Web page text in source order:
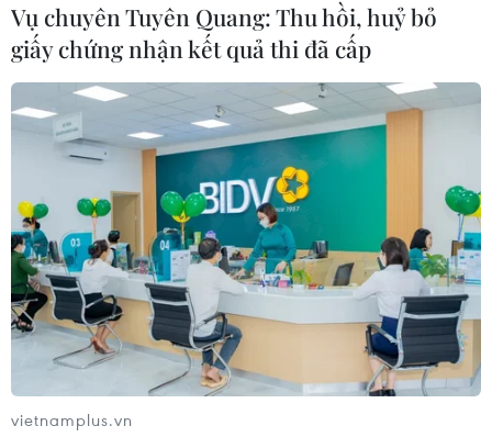
Vụ chuyên Tuyên Quang: Thu hồi, huỷ bỏ
giấy chứng nhận kết quả thi đã cấp
vietnamplus.vn